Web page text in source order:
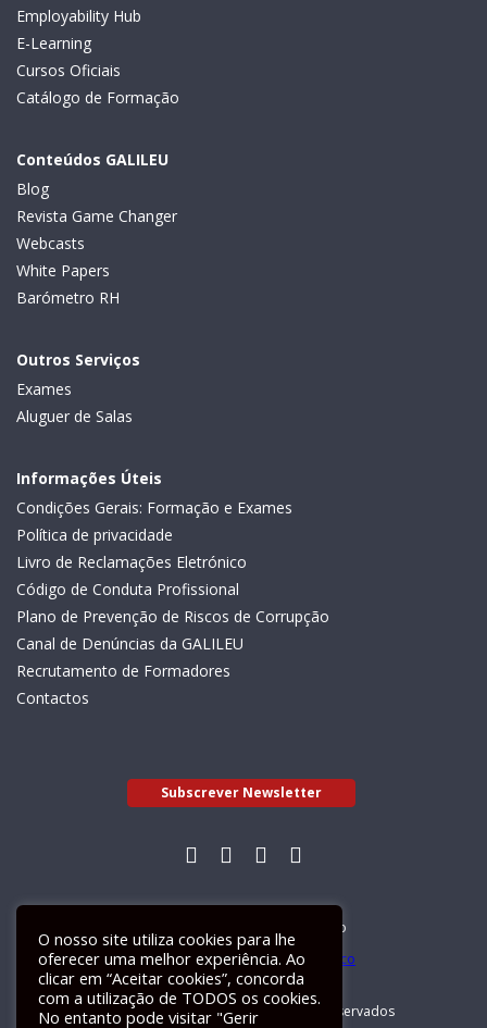
Employability Hub
E-Learning
Cursos Oficiais
Catálogo de Formação
Conteúdos GALILEU
Blog
Revista Game Changer
Webcasts
White Papers
Barómetro RH
Outros Serviços
Exames
Aluguer de Salas
Informações Úteis
Condições Gerais: Formação e Exames
Política de privacidade
Livro de Reclamações Eletrónico
Código de Conduta Profissional
Plano de Prevenção de Riscos de Corrupção
Canal de Denúncias da GALILEU
Recrutamento de Formadores
Contactos
Subscrever Newsletter
Livro de Reclamações Electrónico
GALILEU 2026 © Todos os direitos reservados
O nosso site utiliza cookies para lhe
oferecer uma melhor experiência. Ao
clicar em “Aceitar cookies”, concorda
com a utilização de TODOS os cookies.
No entanto pode visitar "Gerir